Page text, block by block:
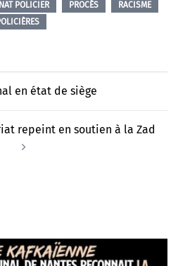
POLICIER PROCÈS
RACISME
en état de siège
repeint en soutien à la Zad